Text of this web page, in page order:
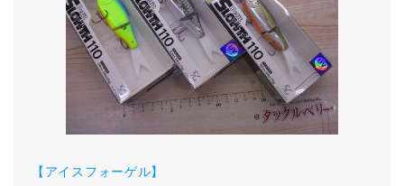
【アイスフォーゲル】